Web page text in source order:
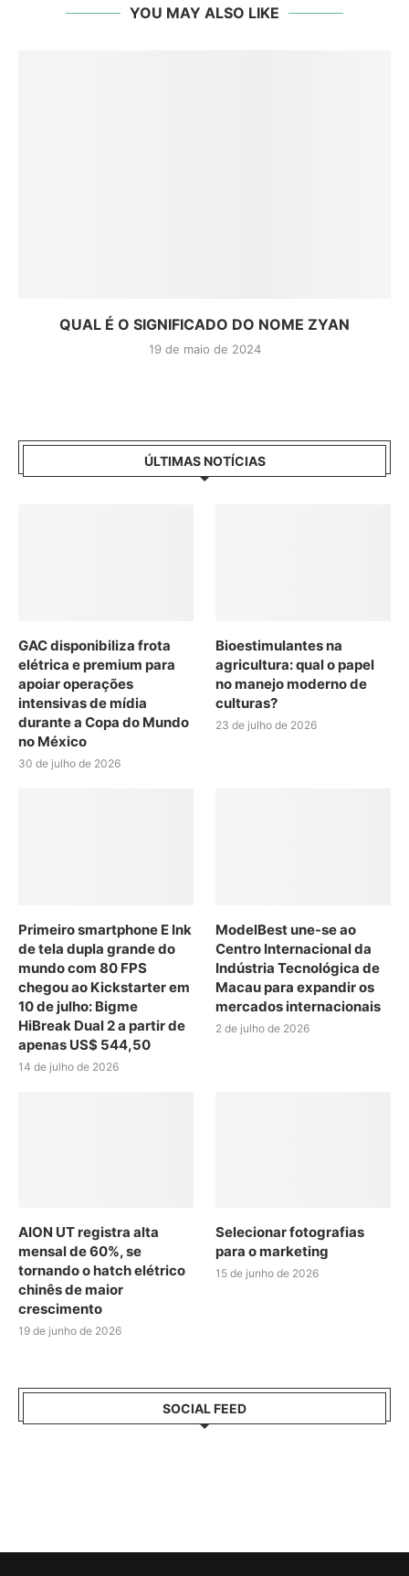
YOU MAY ALSO LIKE
QUAL É O SIGNIFICADO DO NOME ZYAN
19 de maio de 2024
ÚLTIMAS NOTÍCIAS
GAC disponibiliza frota
elétrica e premium para
apoiar operações
intensivas de mídia
durante a Copa do Mundo
no México
30 de julho de 2026
Bioestimulantes na
agricultura: qual o papel
no manejo moderno de
culturas?
23 de julho de 2026
Primeiro smartphone E Ink
de tela dupla grande do
mundo com 80 FPS
chegou ao Kickstarter em
10 de julho: Bigme
HiBreak Dual 2 a partir de
apenas US$ 544,50
14 de julho de 2026
ModelBest une-se ao
Centro Internacional da
Indústria Tecnológica de
Macau para expandir os
mercados internacionais
2 de julho de 2026
AION UT registra alta
mensal de 60%, se
tornando o hatch elétrico
chinês de maior
crescimento
19 de junho de 2026
Selecionar fotografias
para o marketing
15 de junho de 2026
SOCIAL FEED